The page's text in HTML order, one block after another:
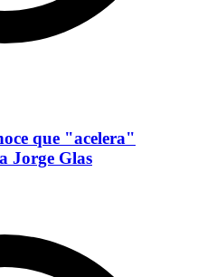
que "acelera"
Jorge Glas